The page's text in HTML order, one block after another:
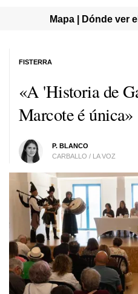
Mapa | Dónde ver
«A 'Historia de
Marcote é única»
P. BLANCO
CARBALLO / LA VOZ
FISTERRA